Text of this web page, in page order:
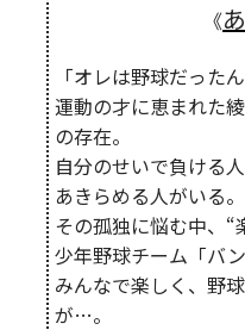
《
「オレは野球だったん
運動の才に恵まれた
の存在。
自分のせいで負ける
あきらめる人がいる。
その孤独に悩む中、“
少年野球チーム「バ
みんなで楽しく、野
が…。